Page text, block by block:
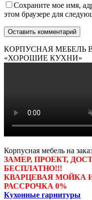
Сохраните мое имя,
этом браузере для
КОРПУСНАЯ МЕБЕЛЬ
«ХОРОШИЕ КУХНИ»
Корпусная мебель на
ЗАМЕР, ПРОЕКТ,
БЕСПЛАТНО!!!
КВАРЦЕВАЯ МОЙКА
РАССРОЧКА 0%
Кухонные гарнитуры